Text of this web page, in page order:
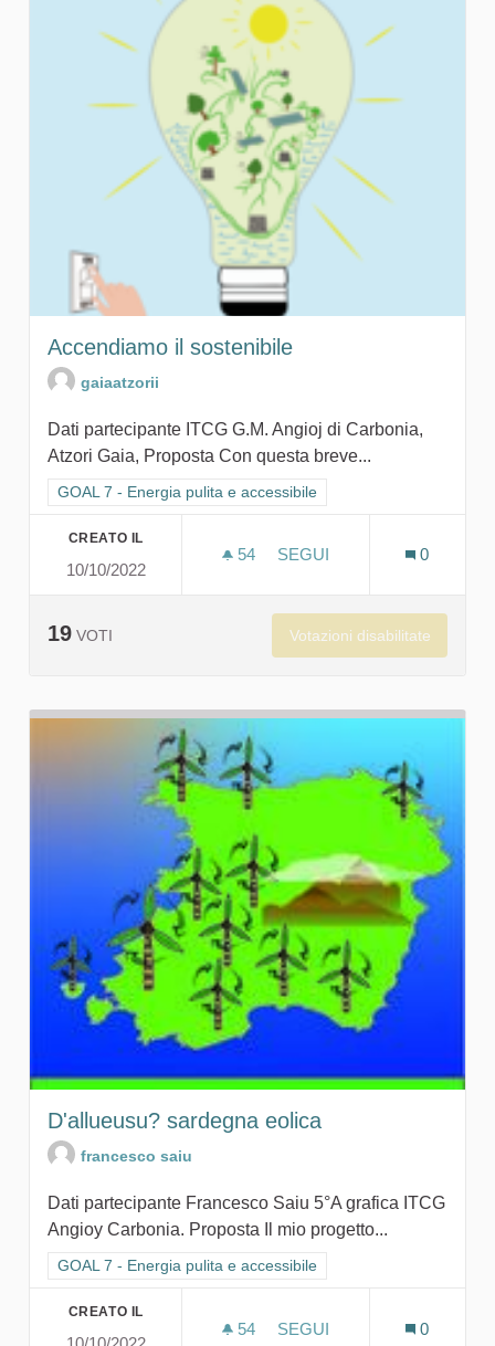
Accendiamo il sostenibile
gaiaatzorii
Dati partecipante ITCG G.M. Angioj di Carbonia,
Atzori Gaia, Proposta Con questa breve...
Filtra i risultati per categoria: GOAL 7 - Energia pulita e
GOAL 7 - Energia pulita e accessibile
CREATO IL
10/10/2022
54 54 SOSTENITORI
SEGUI
0
19 VOTI Votazioni disabilitate
D'allueusu? sardegna eolica
francesco saiu
Dati partecipante Francesco Saiu 5°A grafica ITCG
Angioy Carbonia. Proposta Il mio progetto...
Filtra i risultati per categoria: GOAL 7 - Energia pulita e
GOAL 7 - Energia pulita e accessibile
CREATO IL
54 54 SOSTENITORI
SEGUI
0